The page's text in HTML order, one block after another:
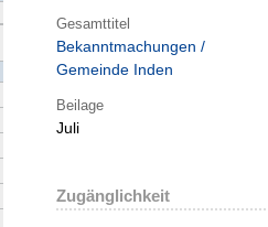
Gesamttitel
Bekanntmachungen /
Gemeinde Inden
Beilage
Juli
Zugänglichkeit